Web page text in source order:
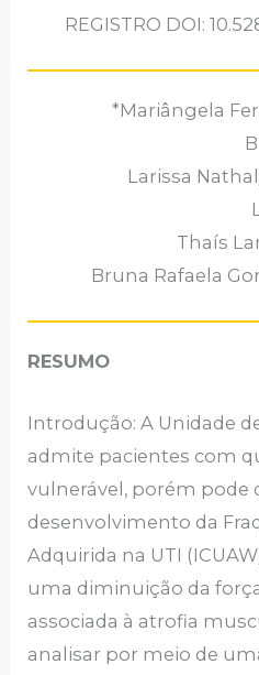
REGISTRO DOI:
*Mariângela
Larissa
Thaís
Bruna Rafaela
RESUMO
Introdução: A Unidade
admite pacientes com
vulnerável, porém pode
desenvolvimento da
Adquirida na UTI
uma diminuição da
associada à atrofia
analisar por meio de